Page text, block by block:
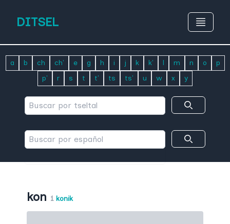
DITSEL
a b ch ch' e g h i j k k' l m n o
p
p'
r s t t' ts ts' u w x y
kon 1 konik